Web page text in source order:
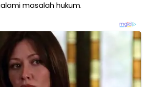
masalah hukum.